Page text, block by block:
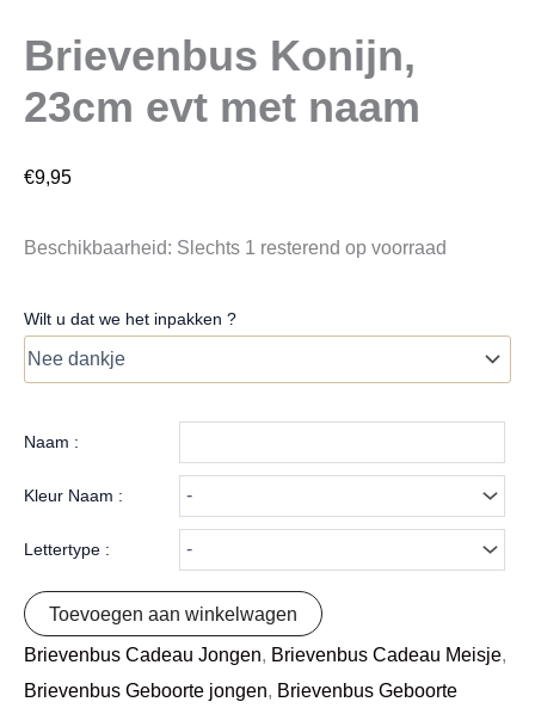
Brievenbus Konijn,
23cm evt met naam
€9,95
Beschikbaarheid: Slechts 1 resterend op voorraad
Wilt u dat we het inpakken ?
Naam :
Kleur Naam :
Lettertype :
Toevoegen aan winkelwagen
Brievenbus Cadeau Jongen, Brievenbus Cadeau Meisje,
Brievenbus Geboorte jongen, Brievenbus Geboorte